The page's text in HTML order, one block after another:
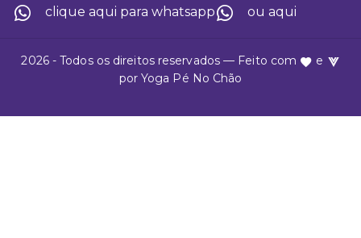
clique aqui para whatsapp
ou aqui
2026 - Todos os direitos reservados — Feito com
e
por Yoga Pé No Chão